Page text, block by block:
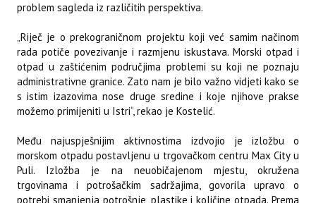
problem sagleda iz različitih perspektiva.
„Riječ je o prekograničnom projektu koji već samim načinom
rada potiče povezivanje i razmjenu iskustava. Morski otpad i
otpad u zaštićenim područjima problemi su koji ne poznaju
administrativne granice. Zato nam je bilo važno vidjeti kako se
s istim izazovima nose druge sredine i koje njihove prakse
možemo primijeniti u Istri“, rekao je Kostelić.
Među najuspješnijim aktivnostima izdvojio je izložbu o
morskom otpadu postavljenu u trgovačkom centru Max City u
Puli. Izložba je na neuobičajenom mjestu, okružena
trgovinama i potrošačkim sadržajima, govorila upravo o
potrebi smanjenja potrošnje, plastike i količine otpada. Prema